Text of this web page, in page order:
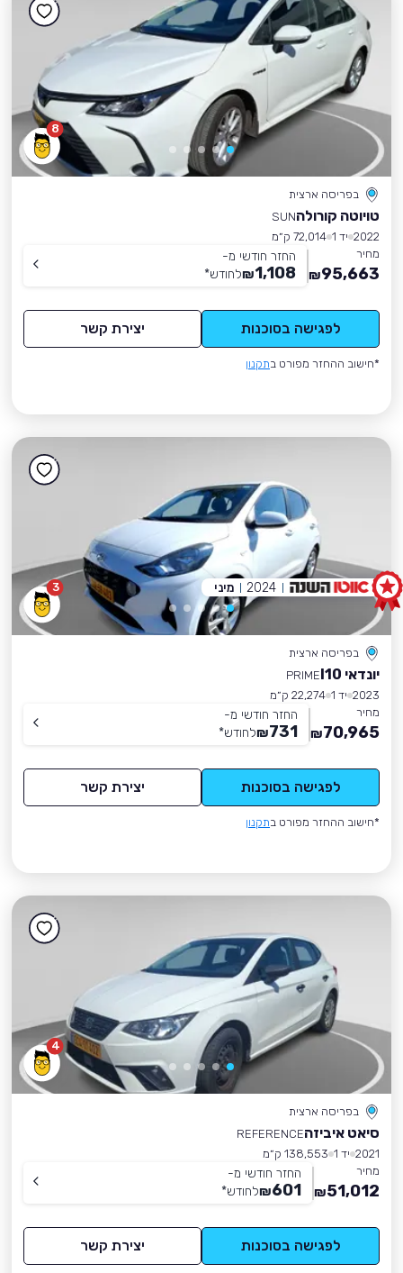
8
בפריסה ארצית
טויוטה קורולהSUN
2022 יד 1
72,014 ק״מ
מחיר
95,663
₪
החזר חודשי מ-
1,108
₪לחודש*
לפגישה בסוכנות יצירת קשר
*חישוב ההחזר מפורט בתקנון
3
בפריסה ארצית
יונדאי I10
PRIME
2023 יד 1
22,274 ק״מ
מחיר
70,965
₪
החזר חודשי מ-
731
₪לחודש*
לפגישה בסוכנות יצירת קשר
*חישוב ההחזר מפורט בתקנון
2024 מיני
4
בפריסה ארצית
סיאט איביזהREFERENCE
2021 יד 1
138,553 ק״מ
מחיר
51,012
₪
החזר חודשי מ-
601
₪לחודש*
לפגישה בסוכנות יצירת קשר